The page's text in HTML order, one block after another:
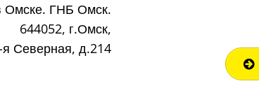
Омске. ГНБ Омск.
644052, г.Омск,
я Северная, д.214